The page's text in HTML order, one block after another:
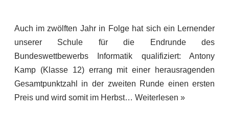
Auch im zwölften Jahr in Folge hat sich ein Lernender
unserer Schule für die Endrunde des
Bundeswettbewerbs Informatik qualifiziert: Antony
Kamp (Klasse 12) errang mit einer herausragenden
Gesamtpunktzahl in der zweiten Runde einen ersten
Preis und wird somit im Herbst… Weiterlesen »